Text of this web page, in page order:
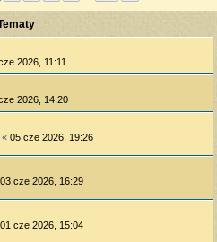
2026, 11:11
2026, 14:20
« 05 cze 2026, 19:26
03 cze 2026, 16:29
01 cze 2026, 15:04